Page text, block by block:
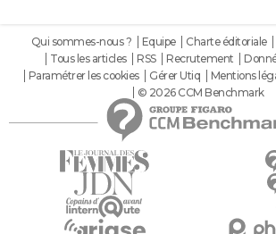
Qui sommes-nous ? Equipe Charte éditoriale
Tous les articles
RSS Recrutement
Paramétrer les cookies
Gérer Utiq Mentions
© 2026 CCM Benchmark